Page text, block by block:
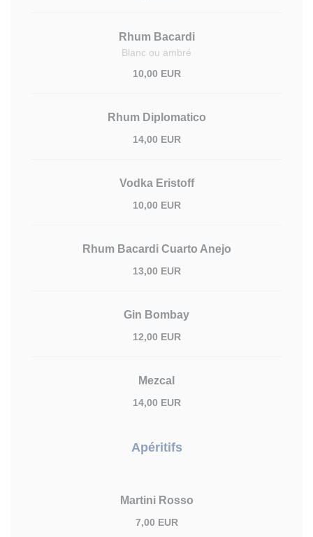
Rhum Bacardi
Blanc ou ambré
10,00 EUR
Rhum Diplomatico
14,00 EUR
Vodka Eristoff
10,00 EUR
Rhum Bacardi Cuarto Anejo
13,00 EUR
Gin Bombay
12,00 EUR
Mezcal
14,00 EUR
Apéritifs
Martini Rosso
7,00 EUR